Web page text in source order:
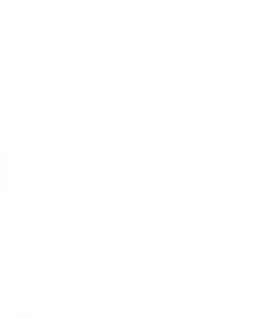
en espèces et d'autres